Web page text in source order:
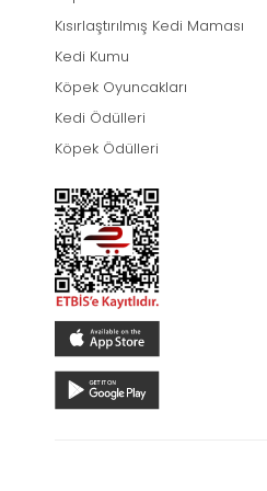
Kısırlaştırılmış Kedi Maması
Kedi Kumu
Köpek Oyuncakları
Kedi Ödülleri
Köpek Ödülleri